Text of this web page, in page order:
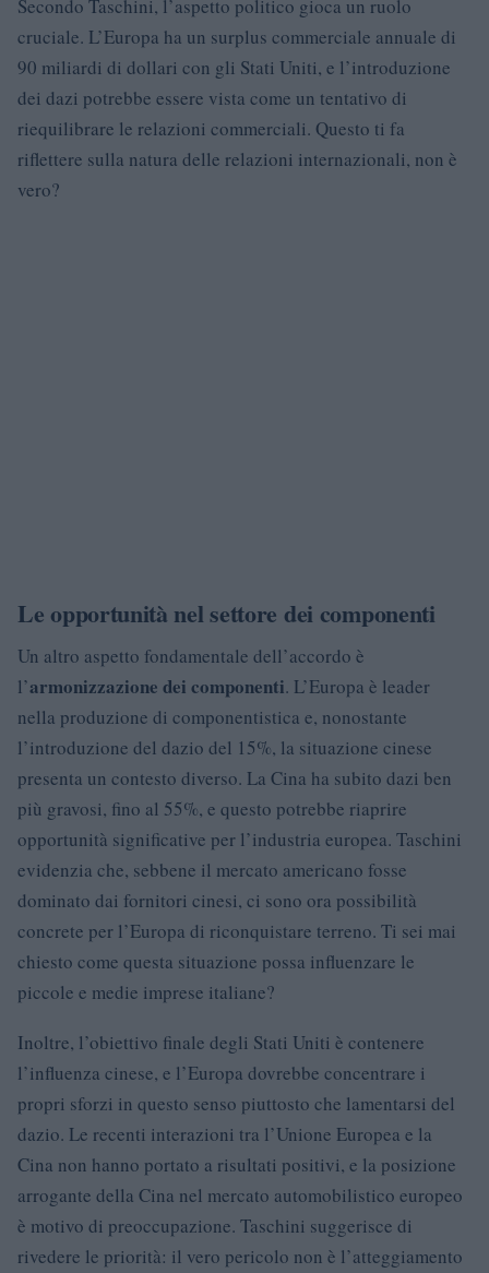
Secondo Taschini, l’aspetto politico gioca un ruolo
cruciale. L’Europa ha un surplus commerciale annuale di
90 miliardi di dollari con gli Stati Uniti, e l’introduzione
dei dazi potrebbe essere vista come un tentativo di
riequilibrare le relazioni commerciali. Questo ti fa
riflettere sulla natura delle relazioni internazionali, non è
vero?
Le opportunità nel settore dei componenti
Un altro aspetto fondamentale dell’accordo è
l’armonizzazione dei componenti. L’Europa è leader
nella produzione di componentistica e, nonostante
l’introduzione del dazio del 15%, la situazione cinese
presenta un contesto diverso. La Cina ha subito dazi ben
più gravosi, fino al 55%, e questo potrebbe riaprire
opportunità significative per l’industria europea. Taschini
evidenzia che, sebbene il mercato americano fosse
dominato dai fornitori cinesi, ci sono ora possibilità
concrete per l’Europa di riconquistare terreno. Ti sei mai
chiesto come questa situazione possa influenzare le
piccole e medie imprese italiane?
Inoltre, l’obiettivo finale degli Stati Uniti è contenere
l’influenza cinese, e l’Europa dovrebbe concentrare i
propri sforzi in questo senso piuttosto che lamentarsi del
dazio. Le recenti interazioni tra l’Unione Europea e la
Cina non hanno portato a risultati positivi, e la posizione
arrogante della Cina nel mercato automobilistico europeo
è motivo di preoccupazione. Taschini suggerisce di
rivedere le priorità: il vero pericolo non è l’atteggiamento